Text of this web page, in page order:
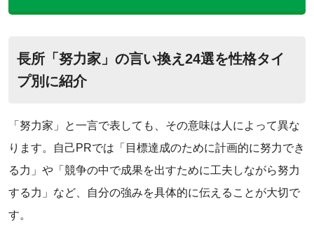
‌長所「努力家」の言い換え24選を性格タイ
プ別に紹介
「努力家」と一言で表しても、その意味は人によって異な
ります。自己PRでは「目標達成のために計画的に努力でき
る力」や「競争の中で成果を出すために工夫しながら努力
する力」など、自分の強みを具体的に伝えることが大切で
す。